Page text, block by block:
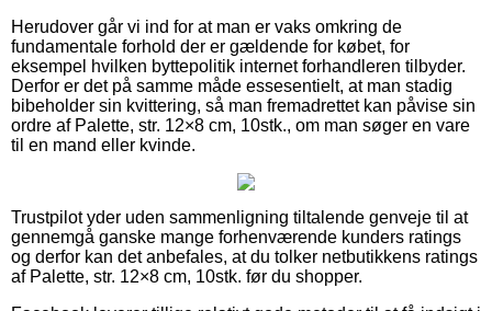
Herudover går vi ind for at man er vaks omkring de
fundamentale forhold der er gældende for købet, for
eksempel hvilken byttepolitik internet forhandleren tilbyder.
Derfor er det på samme måde essesentielt, at man stadig
bibeholder sin kvittering, så man fremadrettet kan påvise sin
ordre af Palette, str. 12×8 cm, 10stk., om man søger en vare
til en mand eller kvinde.
Trustpilot yder uden sammenligning tiltalende genveje til at
gennemgå ganske mange forhenværende kunders ratings
og derfor kan det anbefales, at du tolker netbutikkens ratings
af Palette, str. 12×8 cm, 10stk. før du shopper.